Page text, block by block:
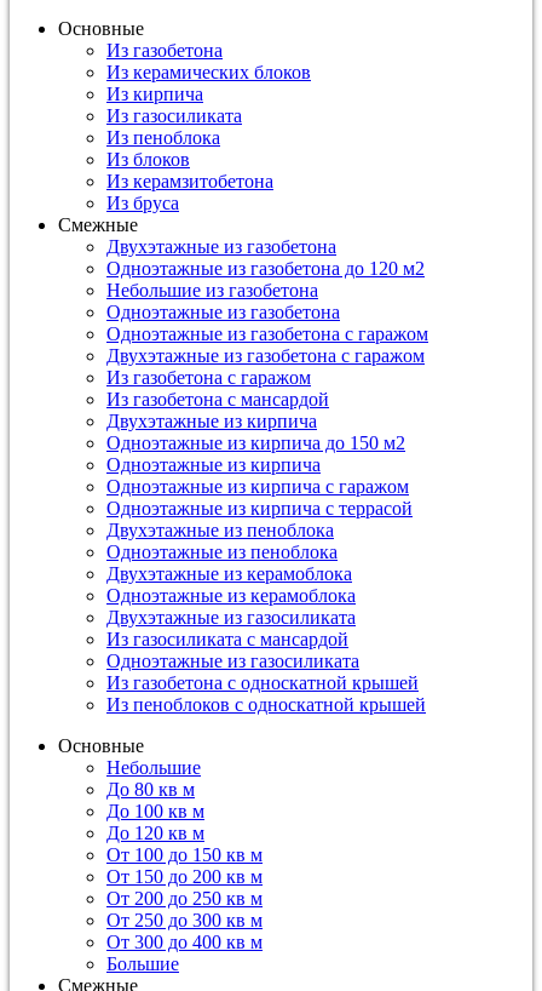
Основные
Из газобетона
Из керамических блоков
Из кирпича
Из газосиликата
Из пеноблока
Из блоков
Из керамзитобетона
Из бруса
Смежные
Двухэтажные из газобетона
Одноэтажные из газобетона до 120 м2
Небольшие из газобетона
Одноэтажные из газобетона
Одноэтажные из газобетона с гаражом
Двухэтажные из газобетона с гаражом
Из газобетона с гаражом
Из газобетона с мансардой
Двухэтажные из кирпича
Одноэтажные из кирпича до 150 м2
Одноэтажные из кирпича
Одноэтажные из кирпича с гаражом
Одноэтажные из кирпича с террасой
Двухэтажные из пеноблока
Одноэтажные из пеноблока
Двухэтажные из керамоблока
Одноэтажные из керамоблока
Двухэтажные из газосиликата
Из газосиликата с мансардой
Одноэтажные из газосиликата
Из газобетона с односкатной крышей
Из пеноблоков с односкатной крышей
Основные
Небольшие
До 80 кв м
До 100 кв м
До 120 кв м
От 100 до 150 кв м
От 150 до 200 кв м
От 200 до 250 кв м
От 250 до 300 кв м
От 300 до 400 кв м
Большие
Смежные